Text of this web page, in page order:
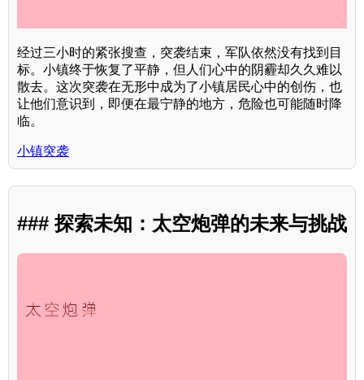
经过三小时的紧张搜查，突袭结束，军队依然没有找到目
标。小镇终于恢复了平静，但人们心中的阴霾却久久难以
散去。这次突袭在无形中成为了小镇居民心中的创伤，也
让他们意识到，即便在最宁静的地方，危险也可能随时降
临。
小镇突袭
### 探索未知：太空炮弹的未来与挑战